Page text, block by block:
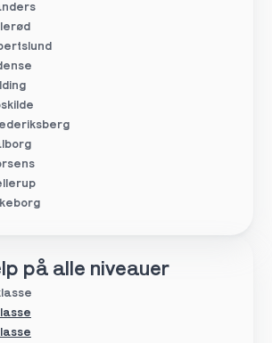
på alle niveauer